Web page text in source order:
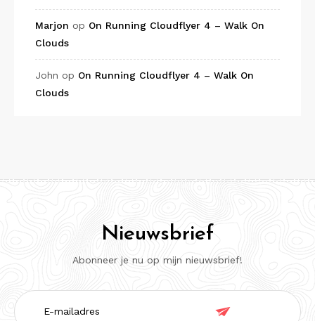
Marjon op On Running Cloudflyer 4 – Walk On
Clouds
John op On Running Cloudflyer 4 – Walk On
Clouds
Nieuwsbrief
Abonneer je nu op mijn nieuwsbrief!
E-
mailadres
